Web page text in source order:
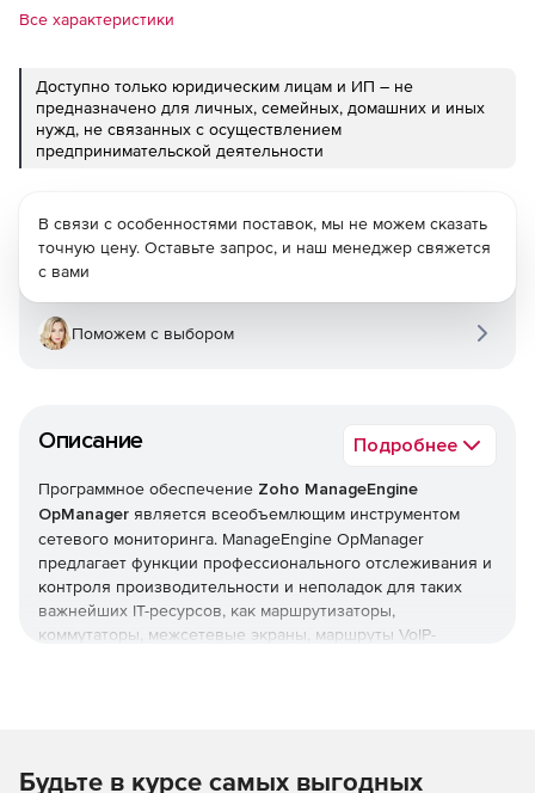
Все характеристики
Доступно только юридическим лицам и ИП – не
предназначено для личных, семейных, домашних и иных
нужд, не связанных с осуществлением
предпринимательской деятельности
Описание Подробнее
Программное обеспечение Zoho ManageEngine
OpManager является всеобъемлющим инструментом
сетевого мониторинга. ManageEngine OpManager
предлагает функции профессионального отслеживания и
контроля производительности и неполадок для таких
важнейших IT-ресурсов, как маршрутизаторы,
коммутаторы, межсетевые экраны, маршруты VoIP-
организационные политики мониторинга в оперативном
В связи с особенностями поставок, мы не можем сказать
точную цену. Оставьте запрос, и наш менеджер свяжется
с вами
Поможем с выбором
Будьте в курсе самых выгодных